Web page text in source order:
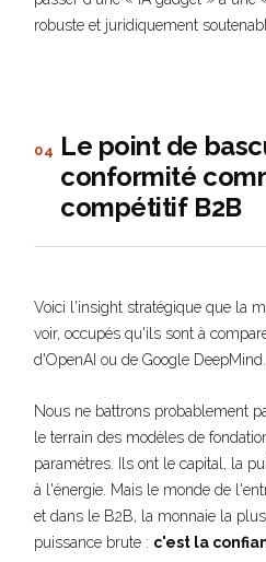
robuste et juridiquement
04 Le point de
conformité
compétitif B2B
Voici l'insight stratégique que la
voir, occupés qu'ils sont à
d'OpenAI ou de Google DeepMind.
Nous ne battrons probablement
le terrain des modèles de
paramètres. Ils ont le capital, la
à l'énergie. Mais le monde de
et dans le B2B, la monnaie la
puissance brute : c'est la